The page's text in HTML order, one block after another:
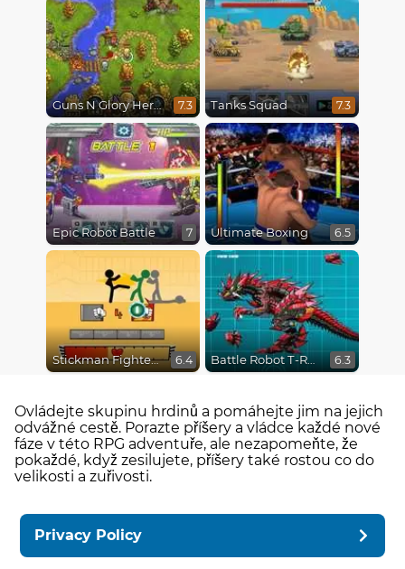
Guns N Glory Heroes 7.3 Tanks Squad 7.3
Epic Robot Battle 7 Ultimate Boxing 6.5
Stickman Fighter Epic Battles 6.4 Battle Robot T-Rex Age 6.3
Ovládejte skupinu hrdinů a pomáhejte jim na jejich
odvážné cestě. Porazte příšery a vládce každé nové
fáze v této RPG adventuře, ale nezapomeňte, že
pokaždé, když zesilujete, příšery také rostou co do
velikosti a zuřivosti.
Privacy Policy